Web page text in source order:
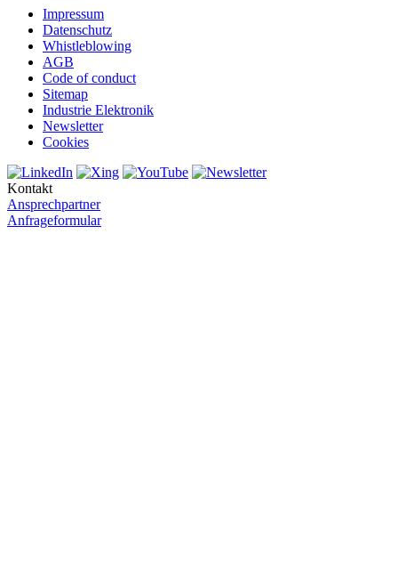
Impressum
Datenschutz
Whistleblowing
AGB
Code of conduct
Sitemap
Industrie Elektronik
Newsletter
Cookies
Kontakt
Ansprechpartner
Anfrageformular